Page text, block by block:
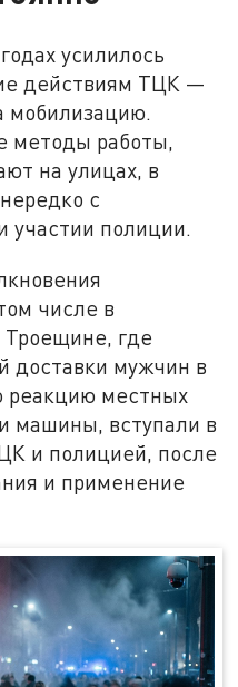
усилилось
действиям ТЦК —
мобилизацию.
методы работы,
на улицах, в
с
участии полиции.
числе в
Троещине, где
доставки мужчин в
реакцию местных
машины, вступали в
и полицией, после
и применение